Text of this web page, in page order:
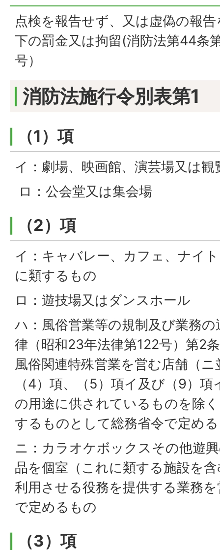
点検を報告せず、又は虚偽の報
下の罰金又は拘留(消防法第44条
号）
消防法施行令別表第1
（1）項
イ：劇場、映画館、演芸場又は観
ロ：公会堂又は集会場
（2）項
イ：キャバレー、カフェ、ナイ
に類するもの
ロ：遊技場又はダンスホール
ハ：風俗営業等の規制及び業務
律（昭和23年法律第122号）第2
風俗関連特殊営業を営む店舗（
（4）項、（5）項イ及び（9）
の用途に供されているものを除
するものとして総務省令で定め
ニ：カラオケボックスその他遊
品を個室（これに類する施設を
利用させる役務を提供する業務
で定めるもの
（3）項